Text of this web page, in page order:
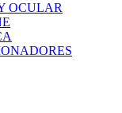
OCULAR